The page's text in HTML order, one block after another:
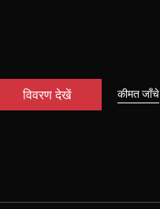
विवरण देखें कीमत जाँचे